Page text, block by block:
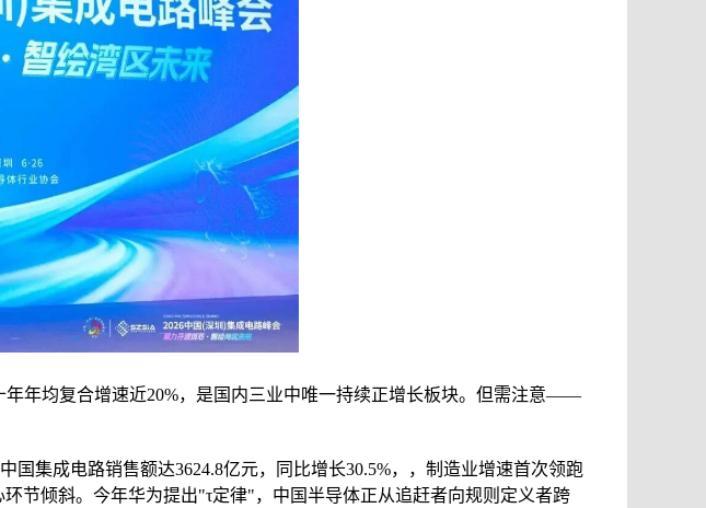
年年均复合增速近20%，是国内三业中唯一持续正增长板块。但需注意——
集成电路销售额达3624.8亿元，同比增长30.5%，，制造业增速首次领跑
倾斜。今年华为提出"τ定律"，中国半导体正从追赶者向规则定义者跨